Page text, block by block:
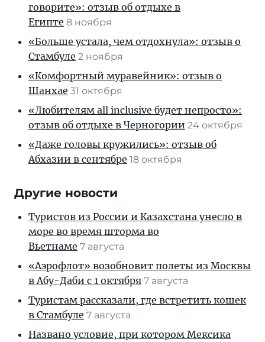
говорите»: отзыв об отдыхе в
Египте 8 ноября
«Больше устала, чем отдохнула»: отзыв о
Стамбуле 2 ноября
«Комфортный муравейник»: отзыв о
Шанхае 31 октября
«Любителям all inclusive будет непросто»:
отзыв об отдыхе в Черногории 24 октября
«Даже головы кружились»: отзыв об
Абхазии в сентябре 18 октября
Другие новости
Туристов из России и Казахстана унесло в
море во время шторма во
Вьетнаме 7 августа
«Аэрофлот» возобновит полеты из Москвы
в Абу-Даби с 1 октября 7 августа
Туристам рассказали, где встретить кошек
в Стамбуле 7 августа
Названо условие, при котором Мексика